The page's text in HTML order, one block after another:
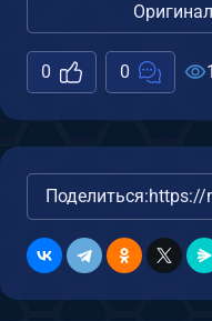
0 0
Поделиться:https://